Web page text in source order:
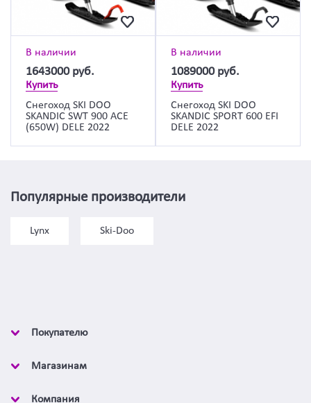
В наличии
1643000 руб.
Купить
Снегоход SKI DOO
SKANDIC SWT 900 ACE
(650W) DELE 2022
В наличии
1089000 руб.
Купить
Снегоход SKI DOO
SKANDIC SPORT 600 EFI
DELE 2022
Популярные производители
Lynx Ski-Doo
Покупателю
Магазинам
Компания